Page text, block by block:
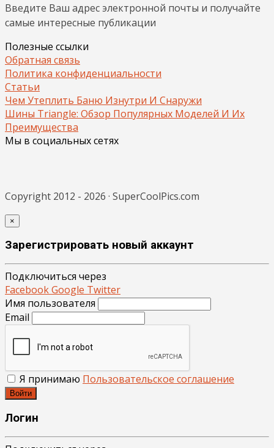
Введите Ваш адрес электронной почты и получайте
самые интересные публикации
Полезные ссылки
Обратная связь
Политика конфиденциальности
Статьи
Чем Утеплить Баню Изнутри И Снаружи
Шины Triangle: Обзор Популярных Моделей И Их
Преимущества
Мы в социальных сетях
Copyright 2012 - 2026 · SuperCoolPics.com
×
Зарегистрировать новый аккаунт
Подключиться через
FacebookGoogle Twitter
Имя пользователя
Email
Я принимаю Пользовательское соглашение
Войти
Логин